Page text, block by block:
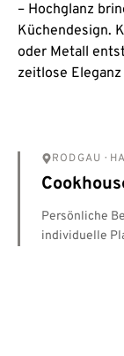
– Hochglanz
Küchendesign.
oder Metall
zeitlose
RODGAU ·
Persönliche
individuelle